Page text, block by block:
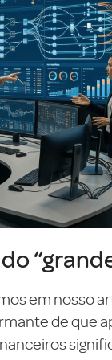
em nosso
de que